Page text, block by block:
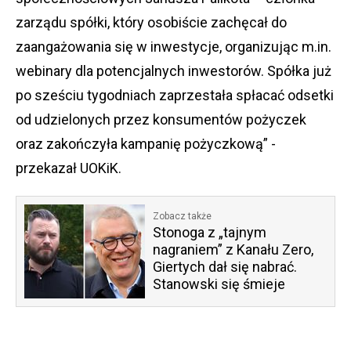
zarządu spółki, który osobiście zachęcał do
zaangażowania się w inwestycje, organizując m.in.
webinary dla potencjalnych inwestorów. Spółka już
po sześciu tygodniach zaprzestała spłacać odsetki
od udzielonych przez konsumentów pożyczek
oraz zakończyła kampanię pożyczkową” -
przekazał UOKiK.
Zobacz także
Stonoga z „tajnym
nagraniem” z Kanału Zero,
Giertych dał się nabrać.
Stanowski się śmieje